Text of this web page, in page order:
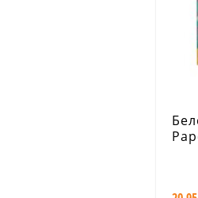
/